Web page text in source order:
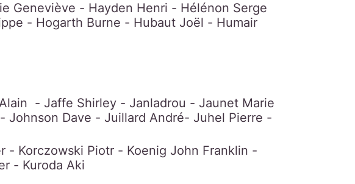
Geneviève - Hayden Henri - Hélénon Serge
- Hogarth Burne - Hubaut Joël - Humair
- Jaffe Shirley - Janladrou - Jaunet Marie
Johnson Dave - Juillard André- Juhel Pierre -
- Korczowski Piotr - Koenig John Franklin -
- Kuroda Aki